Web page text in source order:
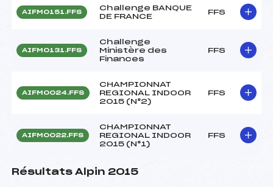
AIFM0151.FFS
Challenge BANQUE
DE FRANCE
FFS
AIFM0131.FFS
Challenge
Ministère des
Finances
FFS
AIFM0024.FFS
CHAMPIONNAT
REGIONAL INDOOR
2015 (N°2)
FFS
AIFM0022.FFS
CHAMPIONNAT
REGIONAL INDOOR
2015 (N°1)
FFS
Résultats Alpin 2015